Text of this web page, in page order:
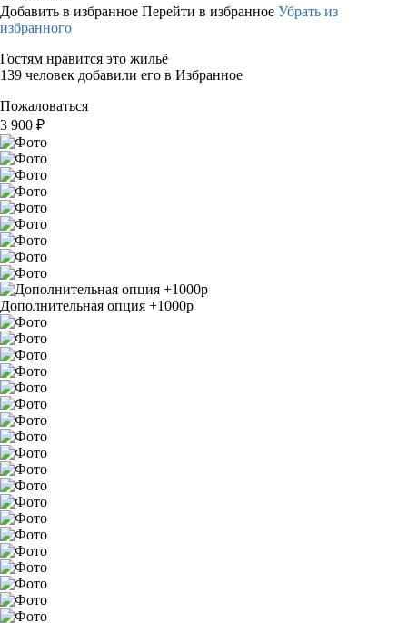
Добавить в избранное Перейти в избранное Убрать из
избранного
Гостям нравится это жильё
139 человек добавили его в Избранное
Пожаловаться
3 900 ₽
Дополнительная опция +1000р